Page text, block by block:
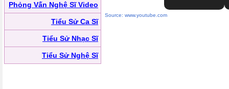
Phỏng Vấn Nghệ Sĩ Video
Tiểu Sử Ca Sĩ
Tiểu Sử Nhạc Sĩ
Tiểu Sử Nghệ Sĩ
Source: www.youtube.com